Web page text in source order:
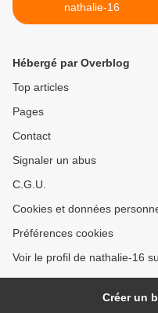
nathalie-16
Hébergé par Overblog
Top articles
Pages
Contact
Signaler un abus
C.G.U.
Cookies et données
Préférences cookies
Voir le profil de nathalie-16
Créer un